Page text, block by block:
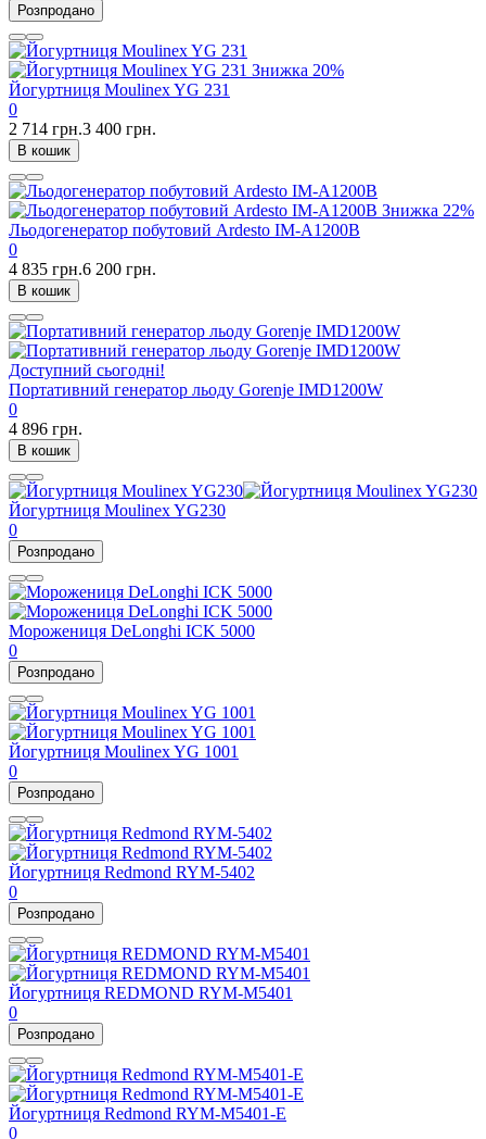
Розпродано
Знижка 20%
Йогуртниця Moulinex YG 231
0
2 714 грн.3 400 грн.
В кошик
Знижка 22%
Льодогенератор побутовий Ardesto IM-A1200B
0
4 835 грн.6 200 грн.
В кошик
Доступний сьогодні!
Портативний генератор льоду Gorenje IMD1200W
0
4 896 грн.
В кошик
Йогуртниця Moulinex YG230
0
Розпродано
Морожениця DeLonghi ICK 5000
0
Розпродано
Йогуртниця Moulinex YG 1001
0
Розпродано
Йогуртниця Redmond RYM-5402
0
Розпродано
Йогуртниця REDMOND RYM-M5401
0
Розпродано
Йогуртниця Redmond RYM-M5401-E
0